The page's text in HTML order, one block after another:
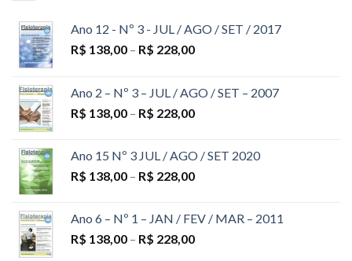
Ano 12 - Nº 3 - JUL / AGO / SET / 2017
R$ 138,00 – R$ 228,00
Ano 2 – Nº 3 – JUL / AGO / SET – 2007
R$ 138,00 – R$ 228,00
Ano 15 Nº 3 JUL / AGO / SET 2020
R$ 138,00 – R$ 228,00
Ano 6 – Nº 1 – JAN / FEV / MAR – 2011
R$ 138,00 – R$ 228,00